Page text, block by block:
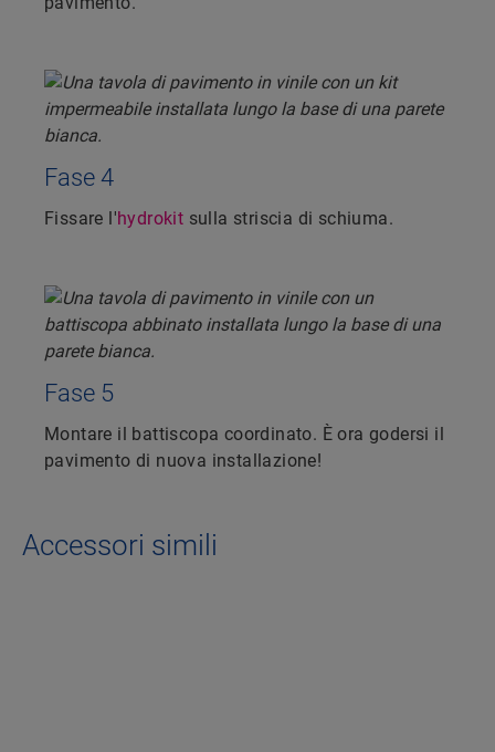
Fase 4
Fissare l'hydrokit sulla striscia di schiuma.
Fase 5
Montare il battiscopa coordinato. È ora godersi il
pavimento di nuova installazione!
Accessori simili